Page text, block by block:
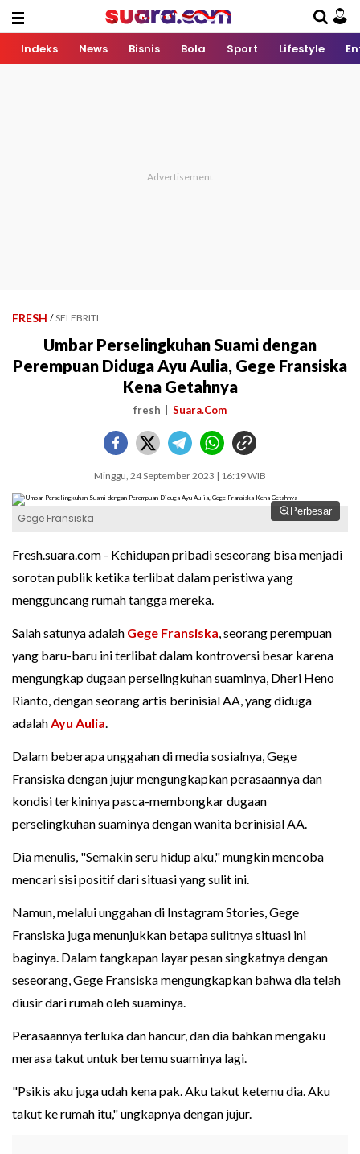
Indeks News Bisnis Bola Sport Lifestyle
FRESH / SELEBRITI
Umbar Perselingkuhan Suami dengan
Perempuan Diduga Ayu Aulia, Gege Fransiska
Kena Getahnya
fresh Suara.Com
Minggu, 24 September 2023 | 16:19 WIB
Perbesar
Gege Fransiska
Fresh.suara.com - Kehidupan pribadi seseorang bisa menjadi
sorotan publik ketika terlibat dalam peristiwa yang
mengguncang rumah tangga mereka.
Salah satunya adalah Gege Fransiska, seorang perempuan
yang baru-baru ini terlibat dalam kontroversi besar karena
mengungkap dugaan perselingkuhan suaminya, Dheri Heno
Rianto, dengan seorang artis berinisial AA, yang diduga
adalahAyu Aulia.
Dalam beberapa unggahan di media sosialnya, Gege
Fransiska dengan jujur mengungkapkan perasaannya dan
kondisi terkininya pasca-membongkar dugaan
perselingkuhan suaminya dengan wanita berinisial AA.
Dia menulis, "Semakin seru hidup aku," mungkin mencoba
mencari sisi positif dari situasi yang sulit ini.
Namun, melalui unggahan di Instagram Stories, Gege
Fransiska juga menunjukkan betapa sulitnya situasi ini
baginya. Dalam tangkapan layar pesan singkatnya dengan
seseorang, Gege Fransiska mengungkapkan bahwa dia telah
diusir dari rumah oleh suaminya.
Perasaannya terluka dan hancur, dan dia bahkan mengaku
merasa takut untuk bertemu suaminya lagi.
"Psikis aku juga udah kena pak. Aku takut ketemu dia. Aku
takut ke rumah itu," ungkapnya dengan jujur.